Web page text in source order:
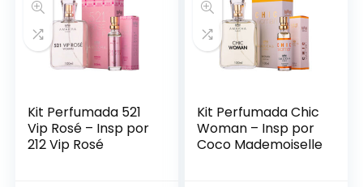
Kit Perfumada 521
Vip Rosé – Insp por
212 Vip Rosé
Kit Perfumada Chic
Woman – Insp por
Coco Mademoiselle